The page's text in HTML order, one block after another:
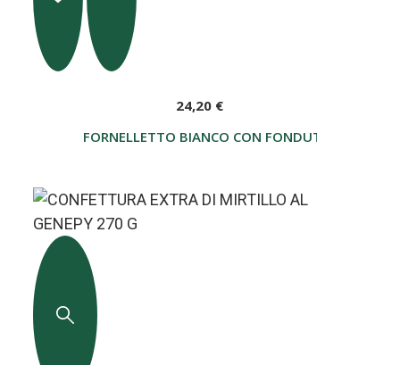
FORNELLETTO BIANCO CON FONDUTA DI
24,20 €